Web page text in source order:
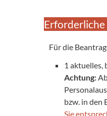
Für die
1 aktuelles,
Achtung:
bzw. in den
Sie